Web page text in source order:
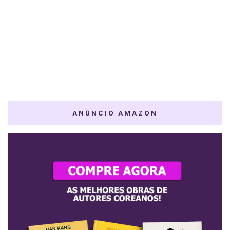
ANÚNCIO AMAZON